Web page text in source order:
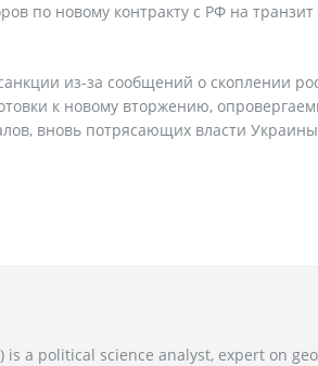
по новому контракту с РФ на
из-за сообщений о скоплении
к новому вторжению,
вновь потрясающих власти
is a political science analyst, expert on